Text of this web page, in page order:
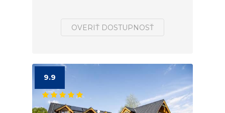
OVERIŤ DOSTUPNOSŤ
9.9